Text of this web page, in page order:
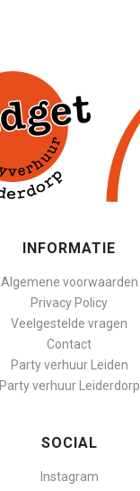
INFORMATIE
Algemene voorwaarden
Privacy Policy
Veelgestelde vragen
Contact
Party verhuur Leiden
Party verhuur Leiderdorp
SOCIAL
Instagram